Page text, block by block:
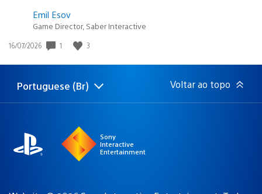
Emil Esov
Game Director, Saber Interactive
Data
publicação:
16/07/2026 1 3
Selecione
uma
Região
atual:
Portuguese (Br) Voltar ao topo
Sony
Interactive
Entertainment